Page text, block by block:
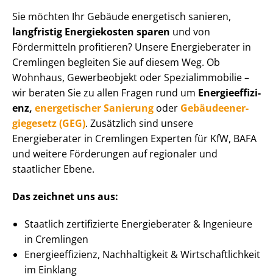
Sie möchten Ihr Gebäude energetisch sanieren,
langfristig Energiekosten sparen und von
Fördermitteln profitieren? Unsere Energieberater in
Cremlingen begleiten Sie auf diesem Weg. Ob
Wohnhaus, Gewerbeobjekt oder Spe­zi­al­im­mo­bi­lie –
wir beraten Sie zu allen Fragen rund um En­er­gie­ef­fi­zi­
enz, energetischer Sanierung oder Ge­bäu­de­en­er­
gie­ge­setz (GEG). Zusätzlich sind unsere
Energieberater in Cremlingen Experten für KfW, BAFA
und weitere Förderungen auf regionaler und
staatlicher Ebene.
Das zeichnet uns aus:
Staatlich zertifizierte Energieberater & Ingenieure
in Cremlingen
En­er­gie­ef­fi­zi­enz, Nachhaltigkeit & Wirt­schaft­lich­keit
im Einklang